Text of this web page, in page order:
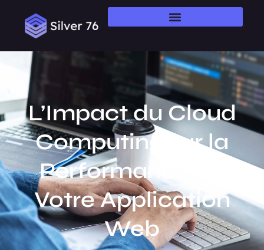
L’Impact du Cloud
Computing sur la
Performance de
Votre Application
Web